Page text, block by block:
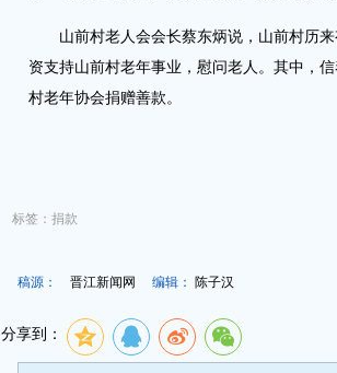
山前村老人会会长蔡东炳说，山前村历来
资支持山前村老年事业，慰问老人。其中，
村老年协会捐赠善款。
标签：捐款
稿源： 晋江新闻网 编辑： 陈子汉
分享到：